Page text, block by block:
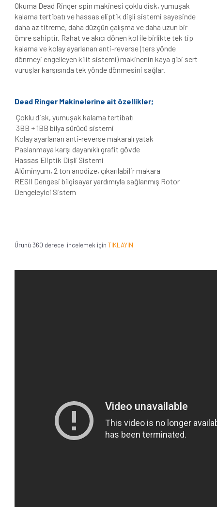
Okuma Dead Ringer spin makinesi çoklu disk, yumuşak
kalama tertibatı ve hassas eliptik dişli sistemi sayesinde
daha az titreme, daha düzgün çalışma ve daha uzun bir
ömre sahiptir. Rahat ve akıcı dönen kol ile birlikte tek tip
kalama ve kolay ayarlanan anti-reverse (ters yönde
dönmeyi engelleyen kilit sistemi) makinenin kaya gibi sert
vuruşlar karşısında tek yönde dönmesini sağlar.
Dead Ringer Makinelerine ait özellikler;
Çoklu disk, yumuşak kalama tertibatı
3BB + 1BB bilya sürücü sistemi
Kolay ayarlanan anti-reverse makaralı yatak
Paslanmaya karşı dayanıklı grafit gövde
Hassas Eliptik Dişli Sistemi
Alüminyum, 2 ton anodize, çıkarılabilir makara
RESII Dengesi bilgisayar yardımıyla sağlanmış Rotor
Dengeleyici Sistem
Ürünü 360 derece incelemek için TIKLAYIN